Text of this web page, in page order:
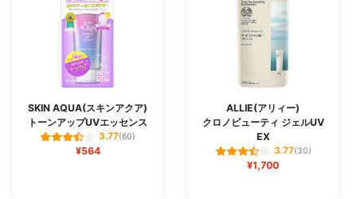
SKIN AQUA(スキンアクア)
トーンアップUVエッセンス
3.77(60)
¥564
ALLIE(アリィー)
クロノビューティ ジェルUV
EX
3.77(30)
¥1,700